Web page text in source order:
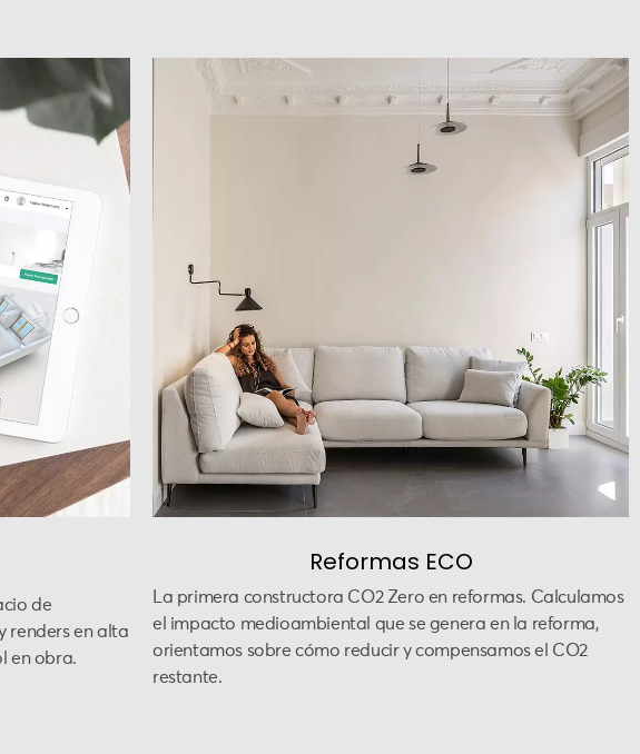
de
renders en alta
en obra.
Reformas ECO
La primera constructora CO2 Zero en reformas. Calculamos
el impacto medioambiental que se genera en la reforma,
orientamos sobre cómo reducir y compensamos el CO2
restante.